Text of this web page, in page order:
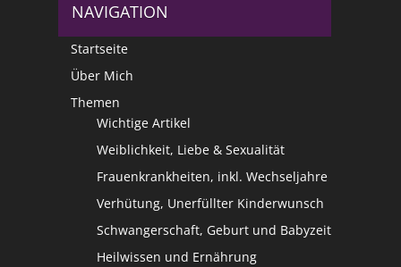
NAVIGATION
Startseite
Über Mich
Themen
Wichtige Artikel
Weiblichkeit, Liebe & Sexualität
Frauenkrankheiten, inkl. Wechseljahre
Verhütung, Unerfüllter Kinderwunsch
Schwangerschaft, Geburt und Babyzeit
Heilwissen und Ernährung